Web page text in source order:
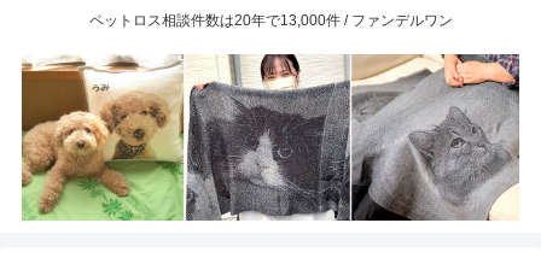
ペットロス相談件数は20年で13,000件 / ファンデルワン